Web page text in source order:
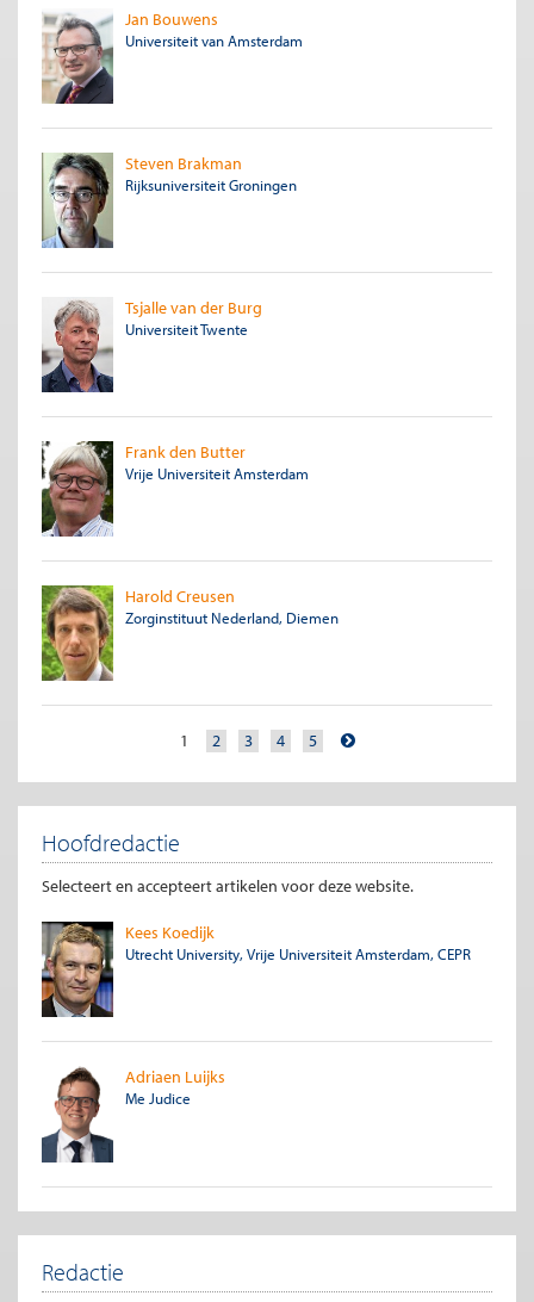
Jan Bouwens
Universiteit van Amsterdam
Steven Brakman
Rijksuniversiteit Groningen
Tsjalle van der Burg
Universiteit Twente
Frank den Butter
Vrije Universiteit Amsterdam
Harold Creusen
Zorginstituut Nederland, Diemen
1 2 3 4 5
Hoofdredactie
Selecteert en accepteert artikelen voor deze website.
Kees Koedijk
Utrecht University, Vrije Universiteit Amsterdam, CEPR
Adriaen Luijks
Me Judice
Redactie